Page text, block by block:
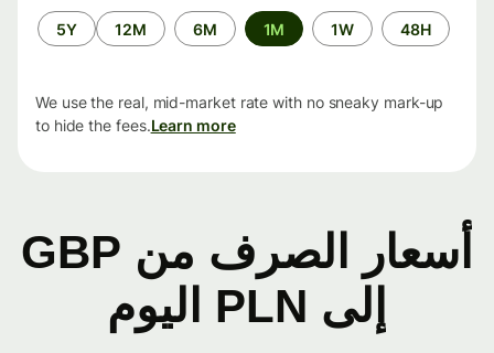
الفترة
الزمنية
48H
1W
1M
6M
12M
5Y
We use the real, mid-market rate with no sneaky mark-up
to hide the fees.Learn more
أسعار الصرف من GBP
إلى PLN اليوم